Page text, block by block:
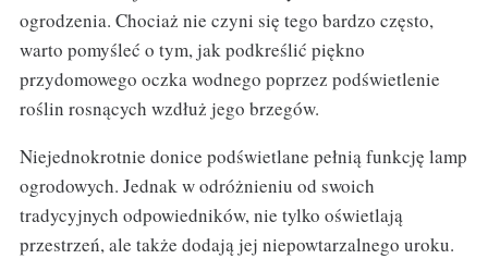
ogrodzenia. Chociaż nie czyni się tego bardzo często,
warto pomyśleć o tym, jak podkreślić piękno
przydomowego oczka wodnego poprzez podświetlenie
roślin rosnących wzdłuż jego brzegów.
Niejednokrotnie donice podświetlane pełnią funkcję lamp
ogrodowych. Jednak w odróżnieniu od swoich
tradycyjnych odpowiedników, nie tylko oświetlają
przestrzeń, ale także dodają jej niepowtarzalnego uroku.